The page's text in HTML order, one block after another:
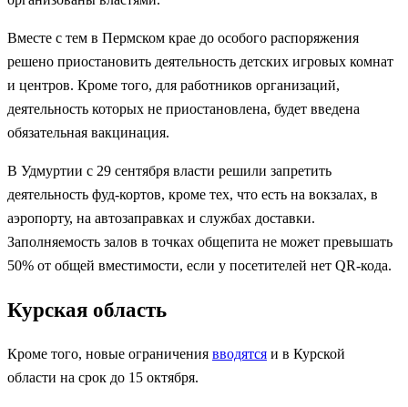
Вместе с тем в Пермском крае до особого распоряжения
решено приостановить деятельность детских игровых комнат
и центров. Кроме того, для работников организаций,
деятельность которых не приостановлена, будет введена
обязательная вакцинация.
В Удмуртии с 29 сентября власти решили запретить
деятельность фуд-кортов, кроме тех, что есть на вокзалах, в
аэропорту, на автозаправках и службах доставки.
Заполняемость залов в точках общепита не может превышать
50% от общей вместимости, если у посетителей нет QR-кода.
Курская область
Кроме того, новые ограничения вводятся и в Курской
области на срок до 15 октября.